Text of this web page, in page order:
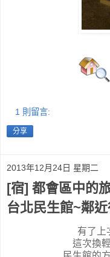
1 則留言:
分享
2013年12月24日 星期二
[宿] 都會區中的
台北民生館~鄰
有了上
這次換